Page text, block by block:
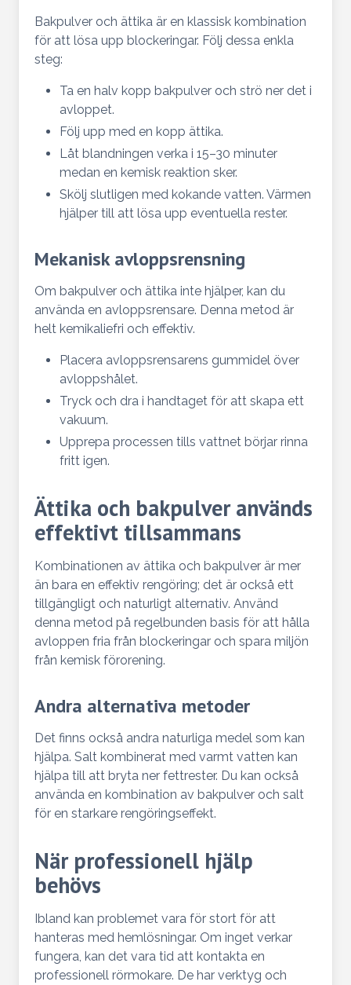
Bakpulver och ättika är en klassisk kombination
för att lösa upp blockeringar. Följ dessa enkla
steg:
Ta en halv kopp bakpulver och strö ner det i
avloppet.
Följ upp med en kopp ättika.
Låt blandningen verka i 15–30 minuter
medan en kemisk reaktion sker.
Skölj slutligen med kokande vatten. Värmen
hjälper till att lösa upp eventuella rester.
Mekanisk avloppsrensning
Om bakpulver och ättika inte hjälper, kan du
använda en avloppsrensare. Denna metod är
helt kemikaliefri och effektiv.
Placera avloppsrensarens gummidel över
avloppshålet.
Tryck och dra i handtaget för att skapa ett
vakuum.
Upprepa processen tills vattnet börjar rinna
fritt igen.
Ättika och bakpulver används
effektivt tillsammans
Kombinationen av ättika och bakpulver är mer
än bara en effektiv rengöring; det är också ett
tillgängligt och naturligt alternativ. Använd
denna metod på regelbunden basis för att hålla
avloppen fria från blockeringar och spara miljön
från kemisk förorening.
Andra alternativa metoder
Det finns också andra naturliga medel som kan
hjälpa. Salt kombinerat med varmt vatten kan
hjälpa till att bryta ner fettrester. Du kan också
använda en kombination av bakpulver och salt
för en starkare rengöringseffekt.
När professionell hjälp
behövs
Ibland kan problemet vara för stort för att
hanteras med hemlösningar. Om inget verkar
fungera, kan det vara tid att kontakta en
professionell rörmokare. De har verktyg och